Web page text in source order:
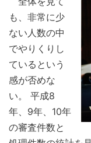
も、非常に少
ない人数の中
でやりくりし
ているという
感が否めな
い。 平成8
年、9年、10年
の審査件数と